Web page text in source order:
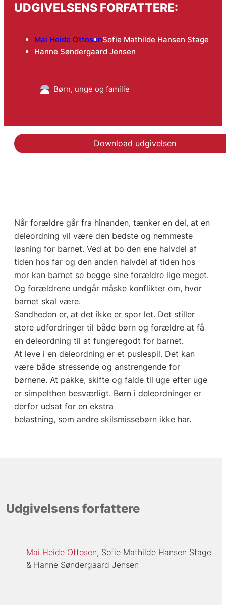
UDGIVELSENS FORFATTERE:
Mai Heide OttosenSofie Mathilde Hansen Stage
Hanne Søndergaard Jensen
Børn, unge og familie
Download udgivelsen
Når forældre går fra hinanden, tænker en del, at en
deleordning vil være den bedste og nemmeste
løsning for barnet. Ved at bo den ene halvdel af
tiden hos far og den anden halvdel af tiden hos
mor kan barnet se begge sine forældre lige meget.
Og forældrene undgår måske konflikter om, hvor
barnet skal være.
Sandheden er, at det ikke er spor let. Det stiller
store udfordringer til både børn og forældre at få
en deleordning til at fungeregodt for barnet.
At leve i en deleordning er et puslespil. Det kan
være både stressende og anstrengende for
børnene. At pakke, skifte og falde til uge efter uge
er simpelthen besværligt. Børn i deleordninger er
derfor udsat for en ekstra
belastning, som andre skilsmissebørn ikke har.
Udgivelsens forfattere
Mai Heide Ottosen Sofie Mathilde Hansen Stage
Hanne Søndergaard Jensen